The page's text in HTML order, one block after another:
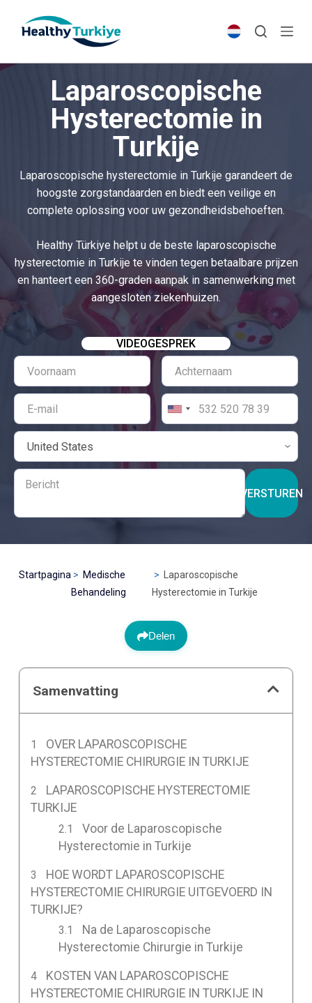
p
Laparoscopische
Hysterectomie in
Turkije
Laparoscopische hysterectomie in Turkije garandeert de
hoogste zorgstandaarden en biedt een veilige en
complete oplossing voor uw gezondheidsbehoeften.
Healthy Türkiye helpt u de beste laparoscopische
hysterectomie in Turkije te vinden tegen betaalbare prijzen
en hanteert een 360-graden aanpak in samenwerking met
aangesloten ziekenhuizen.
VIDEOGESPREK
VERSTUREN
Startpagina
Medische
Behandeling
Laparoscopische
Hysterectomie in Turkije
Delen
Samenvatting
OVER LAPAROSCOPISCHE
HYSTERECTOMIE CHIRURGIE IN TURKIJE
LAPAROSCOPISCHE HYSTERECTOMIE
TURKIJE
Voor de Laparoscopische
Hysterectomie in Turkije
HOE WORDT LAPAROSCOPISCHE
HYSTERECTOMIE CHIRURGIE UITGEVOERD IN
TURKIJE?
Na de Laparoscopische
Hysterectomie Chirurgie in Turkije
KOSTEN VAN LAPAROSCOPISCHE
HYSTERECTOMIE CHIRURGIE IN TURKIJE IN